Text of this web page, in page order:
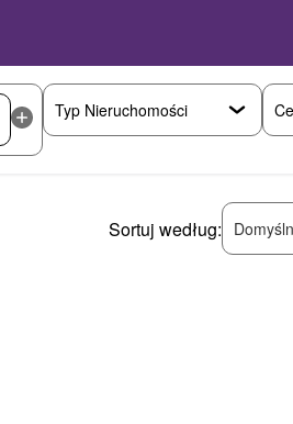
Sortuj według: